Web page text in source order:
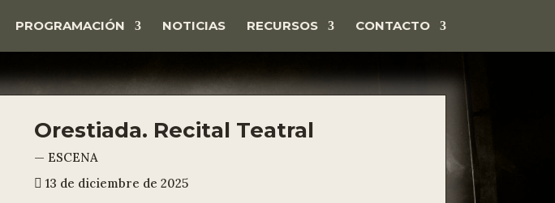
PROGRAMACIÓN NOTICIAS RECURSOS CONTACTO
Orestiada. Recital Teatral
— ESCENA
 13 de diciembre de 2025